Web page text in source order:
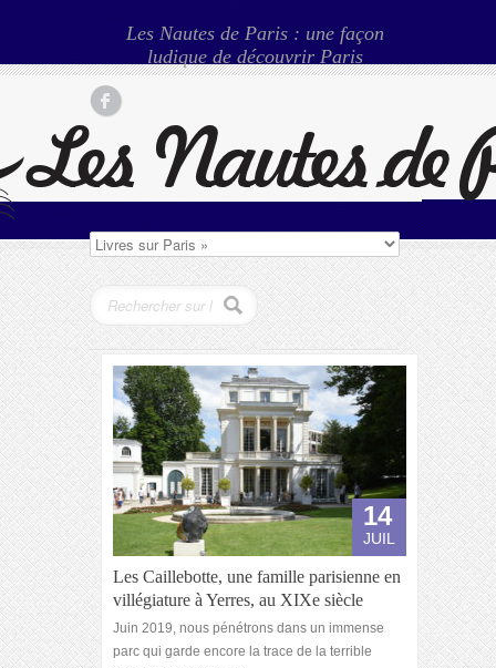
Les Nautes de Paris : une façon
ludique de découvrir Paris
14
JUIL
Les Caillebotte, une famille parisienne en
villégiature à Yerres, au XIXe siècle
Juin 2019, nous pénétrons dans un immense
parc qui garde encore la trace de la terrible